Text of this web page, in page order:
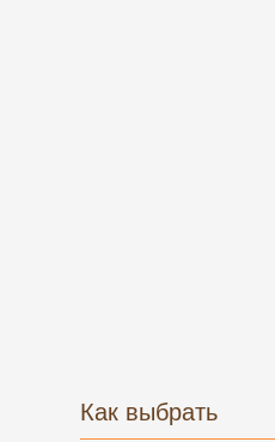
Как выбрать